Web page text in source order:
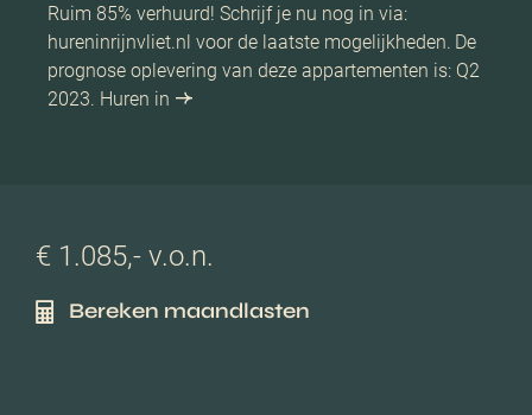
Ruim 85% verhuurd! Schrijf je nu nog in via:
hureninrijnvliet.nl voor de laatste mogelijkheden. De
prognose oplevering van deze appartementen is: Q2
2023. Huren in
€ 1.085,- v.o.n.
Bereken maandlasten